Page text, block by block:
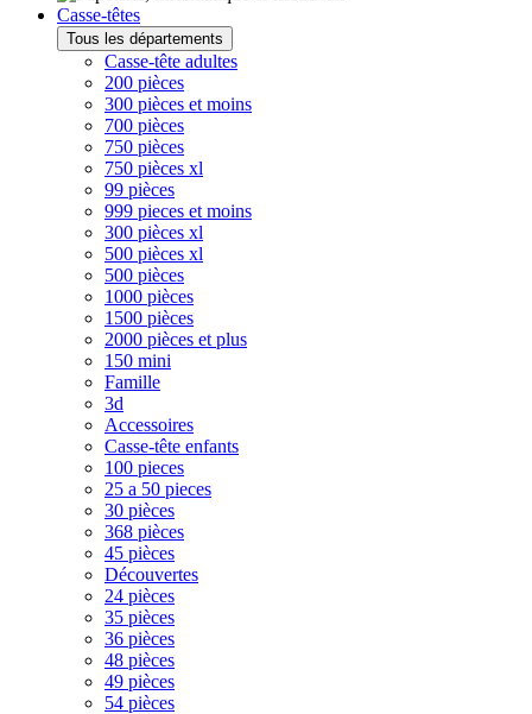
Casse-têtes
Tous les départements
Casse-tête adultes
200 pièces
300 pièces et moins
700 pièces
750 pièces
750 pièces xl
99 pièces
999 pieces et moins
300 pièces xl
500 pièces xl
500 pièces
1000 pièces
1500 pièces
2000 pièces et plus
150 mini
Famille
3d
Accessoires
Casse-tête enfants
100 pieces
25 a 50 pieces
30 pièces
368 pièces
45 pièces
Découvertes
24 pièces
35 pièces
36 pièces
48 pièces
49 pièces
54 pièces